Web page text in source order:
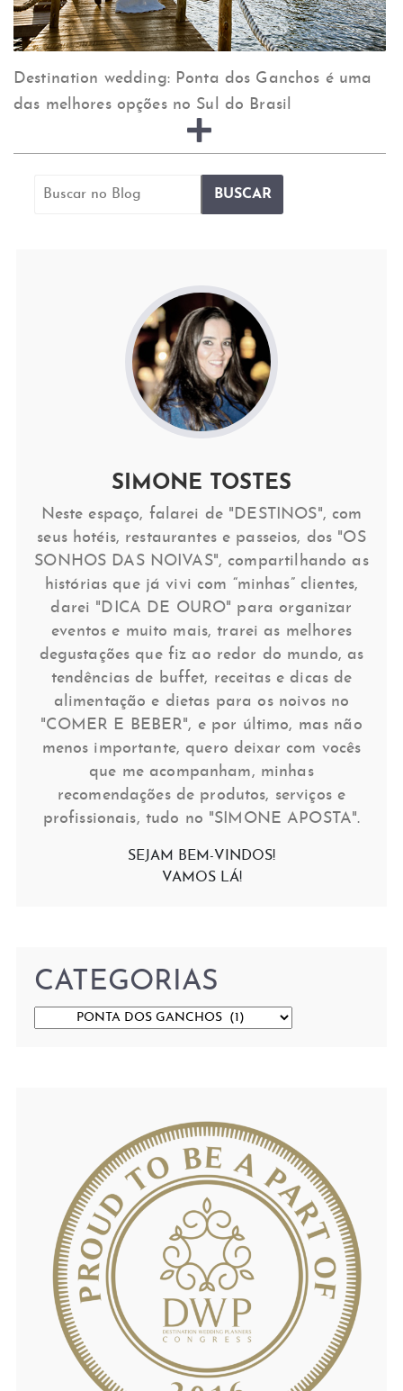
Destination wedding: Ponta dos Ganchos é uma
das melhores opções no Sul do Brasil
SIMONE TOSTES
Neste espaço, falarei de "DESTINOS", com
seus hotéis, restaurantes e passeios, dos "OS
SONHOS DAS NOIVAS", compartilhando as
histórias que já vivi com “minhas” clientes,
darei "DICA DE OURO" para organizar
eventos e muito mais, trarei as melhores
degustações que fiz ao redor do mundo, as
tendências de buffet, receitas e dicas de
alimentação e dietas para os noivos no
"COMER E BEBER", e por último, mas não
menos importante, quero deixar com vocês
que me acompanham, minhas
recomendações de produtos, serviços e
profissionais, tudo no "SIMONE APOSTA".
SEJAM BEM-VINDOS!
VAMOS LÁ!
CATEGORIAS